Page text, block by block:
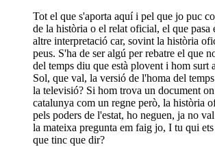
Tot el que s'aporta aquí i pel que jo puc
de la història o el relat oficial, el que pasa
altre interpretació car, sovint la història
peus. S'ha de ser algú per rebatre el que
del temps diu que està plovent i hom surt
Sol, que val, la versió de l'homa del
la televisió? Si hom trova un document on
catalunya com un regne però, la història
pels poders de l'estat, ho neguen, ja no
la mateixa pregunta em faig jo, I tu qui
que tinc que dir?